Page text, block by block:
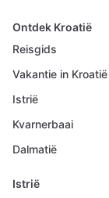
Ontdek Kroatië
Reisgids
Vakantie in Kroatië
Istrië
Kvarnerbaai
Dalmatië
Istrië